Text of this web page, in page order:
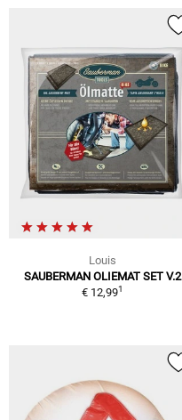
Louis
SAUBERMAN OLIEMAT SET V.2
€ 12,991